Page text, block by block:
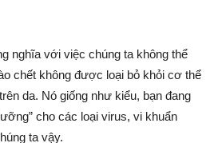
nghĩa với việc chúng ta không thể
chết không được loại bỏ khỏi cơ thể
da. Nó giống như kiểu, bạn đang
cho các loại virus, vi khuẩn
ta vậy.